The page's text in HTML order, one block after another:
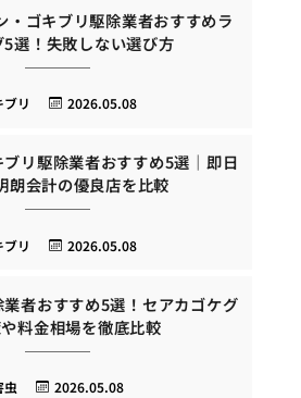
・ゴキブリ駆除業者おすすめラ
5選！失敗しない選び方
2026.05.08
ブリ
リ駆除業者おすすめ5選｜即日
朗会計の優良店を比較
2026.05.08
ブリ
者おすすめ5選！セアカゴケグ
料金相場を徹底比較
2026.05.08
虫